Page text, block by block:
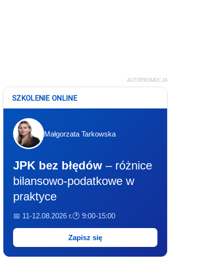
AUTOPROMOCJA
SZKOLENIE ONLINE
Małgorzata Tarkowska
JPK bez błędów – różnice
bilansowo-podatkowe w
praktyce
📅 11-12.08.2026 r.🕐 9:00-15:00
Zapisz się